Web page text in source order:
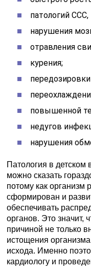
патологий
нарушения
отравления
курения;
повышенной
недугов
нарушения
Патология в детском
можно сказать
потому как организм
сформирован и
обеспечивать
органов. Это значит,
причиной не только
истощения
исхода. Именно
кардиологу и